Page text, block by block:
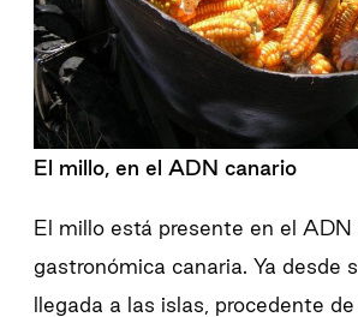
El millo, en el ADN canario
El millo está presente en el ADN
gastronómica canaria. Ya desde
llegada a las islas, procedente